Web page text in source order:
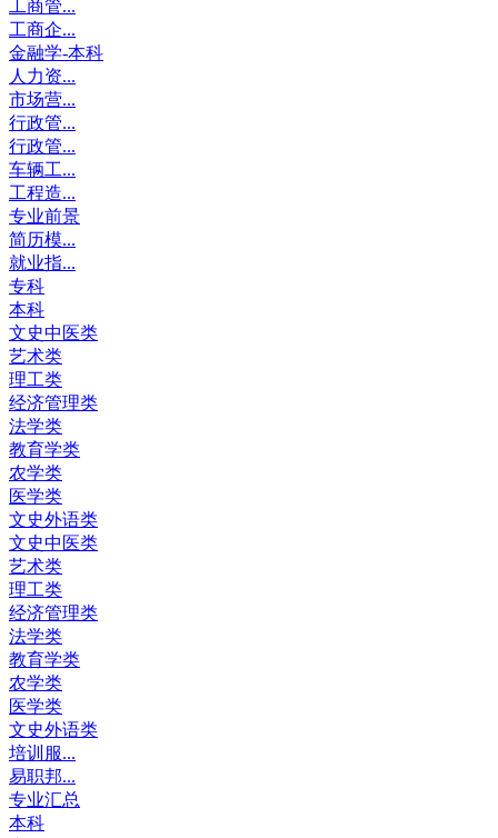
工商管...
工商企...
金融学-本科
人力资...
市场营...
行政管...
行政管...
车辆工...
工程造...
专业前景
简历模...
就业指...
专科
本科
文史中医类
艺术类
理工类
经济管理类
法学类
教育学类
农学类
医学类
文史外语类
文史中医类
艺术类
理工类
经济管理类
法学类
教育学类
农学类
医学类
文史外语类
培训服...
易职邦...
专业汇总
本科